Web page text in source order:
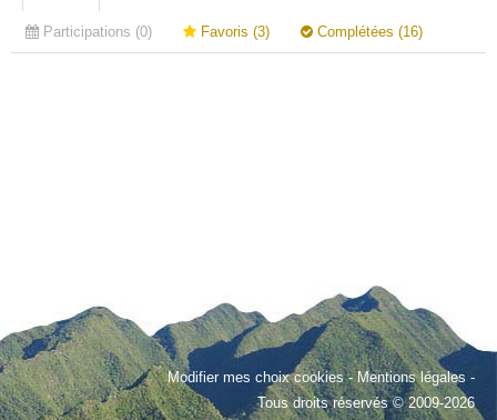
Participations (0) Favoris (3) Complétées (16)
Modifier mes choix cookies-Mentions légales -
Tous droits réservés © 2009-2026